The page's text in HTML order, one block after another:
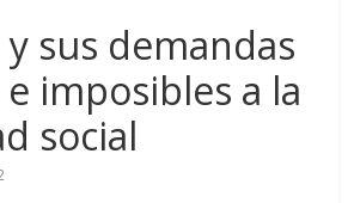
sus demandas
imposibles a la
social